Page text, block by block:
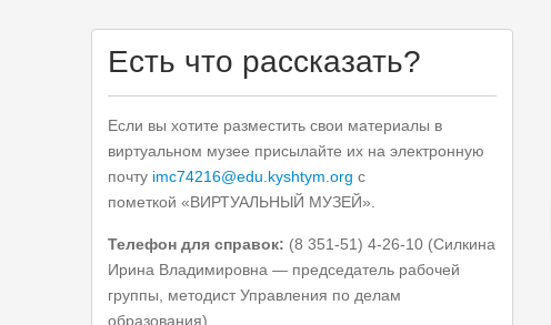
Есть что рассказать?
Если вы хотите разместить свои материалы в
виртуальном музее присылайте их на электронную
почту imc74216@edu.kyshtym.org с
пометкой «ВИРТУАЛЬНЫЙ МУЗЕЙ».
Телефон для справок: (8 351-51) 4-26-10 (Силкина
Ирина Владимировна — председатель рабочей
группы, методист Управления по делам
образования).